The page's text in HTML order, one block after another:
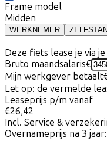
Frame model
Midden
WERKNEMER
Deze fiets lease je via
Bruto maandsalaris€
Mijn werkgever betaalt
Let op: de vermelde
Leaseprijs p/m vanaf
€26,42
Incl. Service &
Overnameprijs na 3 jaar: